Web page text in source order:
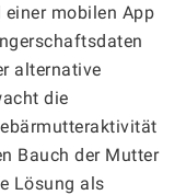
einer mobilen App
alternative
die
Bauch der Mutter
Lösung als